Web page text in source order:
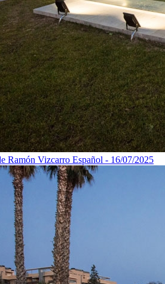
Ramón Vizcarro Español - 16/07/2025